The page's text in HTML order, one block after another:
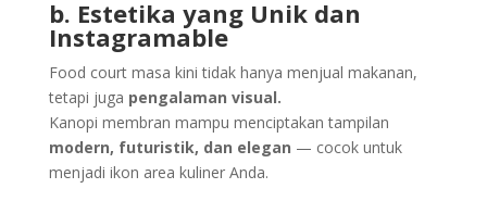
b. Estetika yang Unik dan
Instagramable
Food court masa kini tidak hanya menjual makanan,
tetapi juga pengalaman visual.
Kanopi membran mampu menciptakan tampilan
modern, futuristik, dan elegan — cocok untuk
menjadi ikon area kuliner Anda.